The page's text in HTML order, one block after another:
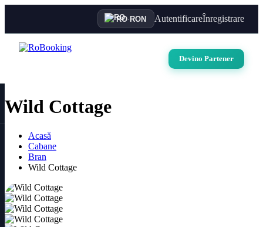
RO·RON AutentificareÎnregistrare
Devino Partener
Wild Cottage
Acasă
Cabane
Bran
Wild Cottage